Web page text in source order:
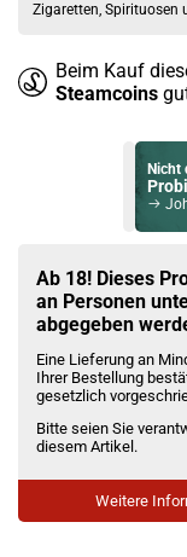
Zigaretten, Spirituosen
Beim Kauf
Steamcoins
Nicht
Ron
Du
Ijoy
Ab 18! Dieses
an Personen
abgegeben
Eine Lieferung an
Ihrer Bestellung
gesetzlich
Bitte seien Sie
diesem Artikel.
Weitere